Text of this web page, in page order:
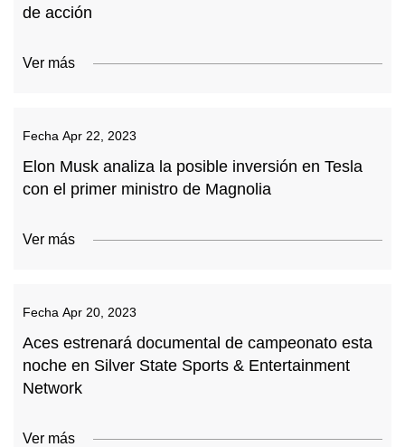
de acción
Ver más
Fecha Apr 22, 2023
Elon Musk analiza la posible inversión en Tesla
con el primer ministro de Magnolia
Ver más
Fecha Apr 20, 2023
Aces estrenará documental de campeonato esta
noche en Silver State Sports & Entertainment
Network
Ver más